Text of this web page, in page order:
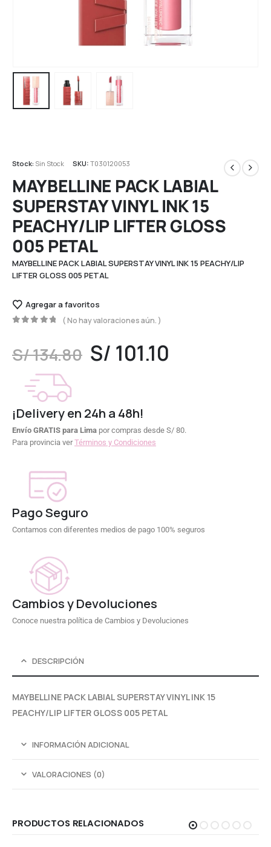
Stock: Sin Stock SKU:T030120053
MAYBELLINE PACK LABIAL
SUPERSTAY VINYL INK 15
PEACHY/LIP LIFTER GLOSS
005 PETAL
MAYBELLINE PACK LABIAL SUPERSTAY VINYL INK 15 PEACHY/LIP
LIFTER GLOSS 005 PETAL
Agregar a favoritos
( No hay valoraciones aún. )
S/134.80 S/ 101.10
¡Delivery en 24h a 48h!
Envío GRATIS para Lima por compras desde S/ 80.
Para provincia verTérminos y Condiciones
Pago Seguro
Contamos con diferentes medios de pago 100% seguros
Cambios y Devoluciones
Conoce nuestra política de Cambios y Devoluciones
DESCRIPCIÓN
MAYBELLINE PACK LABIAL SUPERSTAY VINYL INK 15
PEACHY/LIP LIFTER GLOSS 005 PETAL
INFORMACIÓN ADICIONAL
VALORACIONES (0)
PRODUCTOS RELACIONADOS